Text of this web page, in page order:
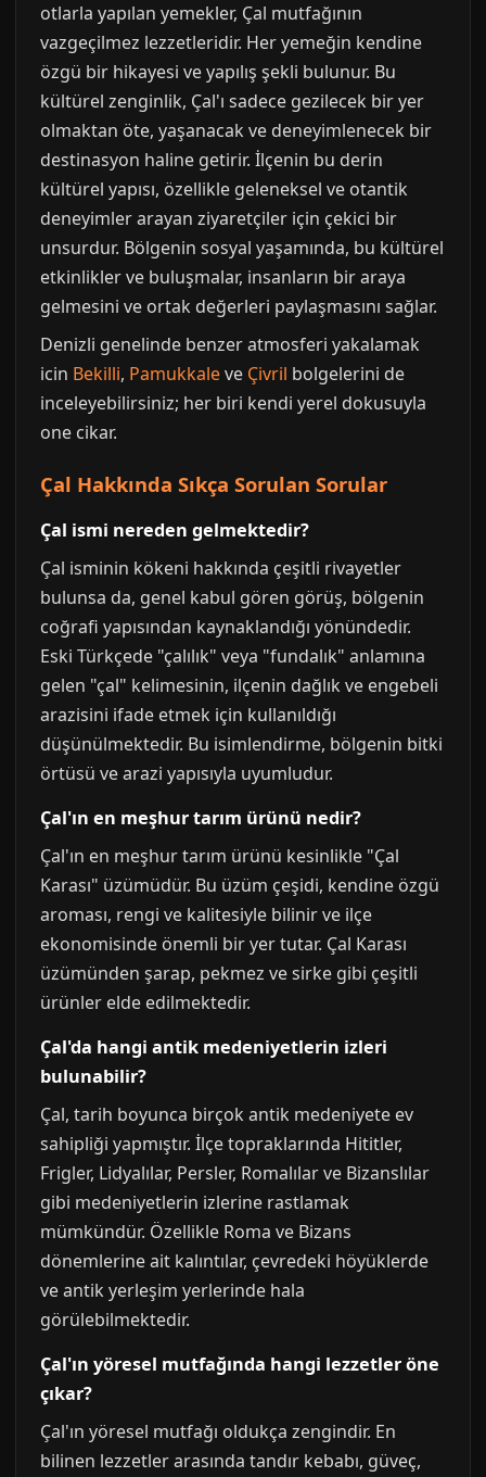
otlarla yapılan yemekler, Çal mutfağının
vazgeçilmez lezzetleridir. Her yemeğin kendine
özgü bir hikayesi ve yapılış şekli bulunur. Bu
kültürel zenginlik, Çal'ı sadece gezilecek bir yer
olmaktan öte, yaşanacak ve deneyimlenecek bir
destinasyon haline getirir. İlçenin bu derin
kültürel yapısı, özellikle geleneksel ve otantik
deneyimler arayan ziyaretçiler için çekici bir
unsurdur. Bölgenin sosyal yaşamında, bu kültürel
etkinlikler ve buluşmalar, insanların bir araya
gelmesini ve ortak değerleri paylaşmasını sağlar.
Denizli genelinde benzer atmosferi yakalamak
icin Bekilli, Pamukkaleve Çivril bolgelerini de
inceleyebilirsiniz; her biri kendi yerel dokusuyla
one cikar.
Çal Hakkında Sıkça Sorulan Sorular
Çal ismi nereden gelmektedir?
Çal isminin kökeni hakkında çeşitli rivayetler
bulunsa da, genel kabul gören görüş, bölgenin
coğrafi yapısından kaynaklandığı yönündedir.
Eski Türkçede "çalılık" veya "fundalık" anlamına
gelen "çal" kelimesinin, ilçenin dağlık ve engebeli
arazisini ifade etmek için kullanıldığı
düşünülmektedir. Bu isimlendirme, bölgenin bitki
örtüsü ve arazi yapısıyla uyumludur.
Çal'ın en meşhur tarım ürünü nedir?
Çal'ın en meşhur tarım ürünü kesinlikle "Çal
Karası" üzümüdür. Bu üzüm çeşidi, kendine özgü
aroması, rengi ve kalitesiyle bilinir ve ilçe
ekonomisinde önemli bir yer tutar. Çal Karası
üzümünden şarap, pekmez ve sirke gibi çeşitli
ürünler elde edilmektedir.
Çal'da hangi antik medeniyetlerin izleri
bulunabilir?
Çal, tarih boyunca birçok antik medeniyete ev
sahipliği yapmıştır. İlçe topraklarında Hititler,
Frigler, Lidyalılar, Persler, Romalılar ve Bizanslılar
gibi medeniyetlerin izlerine rastlamak
mümkündür. Özellikle Roma ve Bizans
dönemlerine ait kalıntılar, çevredeki höyüklerde
ve antik yerleşim yerlerinde hala
görülebilmektedir.
Çal'ın yöresel mutfağında hangi lezzetler öne
çıkar?
Çal'ın yöresel mutfağı oldukça zengindir. En
bilinen lezzetler arasında tandır kebabı, güveç,